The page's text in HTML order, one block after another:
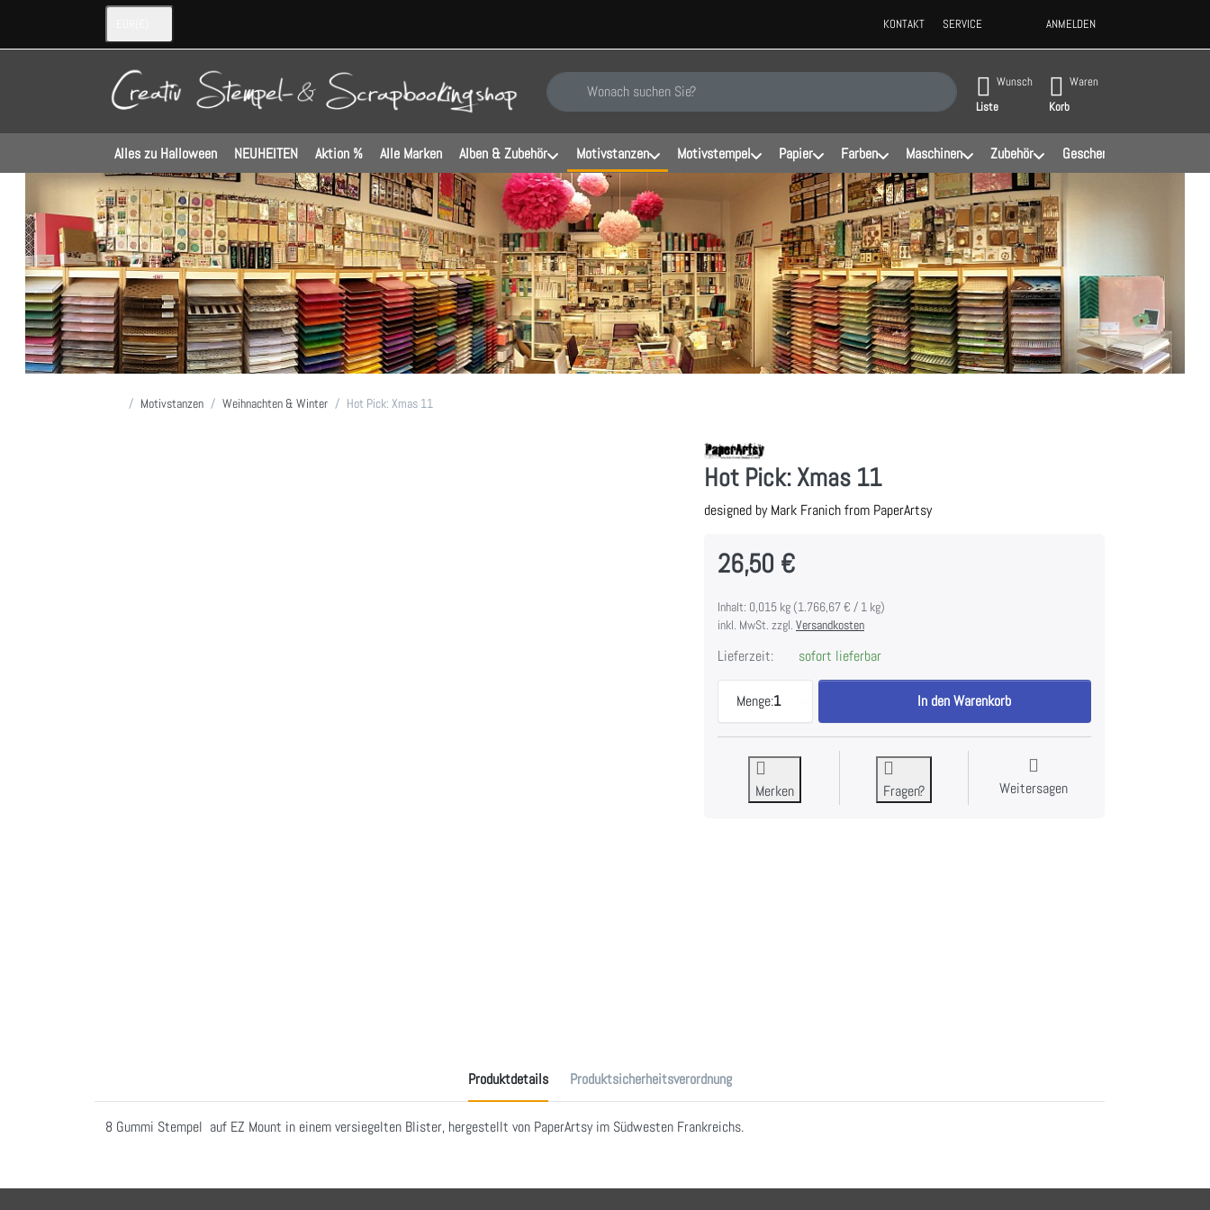
KONTAKT SERVICE ANMELDEN
Geben Sie einen Suchbegriff ein. Während Sie tippen, erscheinen automatisch erste Ergebnisse. Drücken Sie die
Wunsch
Liste
Waren
Korb
Alles zu Halloween NEUHEITEN Aktion % Alle Marken Alben & Zubehör Motivstanzen Motivstempel Papier Farben Maschinen Zubehör Geschenke
Startseite
Motivstanzen Weihnachten & Winter Hot Pick: Xmas 11
Hot Pick: Xmas 11
designed by Mark Franich from PaperArtsy
26,50 €
Inhalt: 0,015 kg (1.766,67 € / 1 kg)
inkl. MwSt. zzgl. Versandkosten
Lieferzeit: sofort lieferbar
Menge:1
Hot Pick: Xmas 11 zu 26,50 €, Menge 1.
In den Warenkorb
Merken Fragen? Weitersagen
Produktdetails Produktsicherheitsverordnung
8 Gummi Stempel auf EZ Mount in einem versiegelten Blister, hergestellt von PaperArtsy im Südwesten Frankreichs.